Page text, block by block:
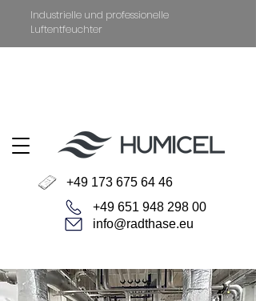
Industrielle und professionelle
Luftentfeuchter
+49 173 675 64 46
+49 651 948 298 00
info@radthase.eu